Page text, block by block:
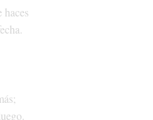
haces